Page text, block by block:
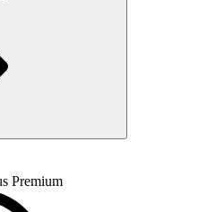
Premium